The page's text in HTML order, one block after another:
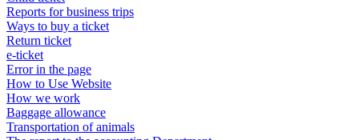
Reports for business trips
Ways to buy a ticket
Return ticket
e-ticket
Error in the page
How to Use Website
How we work
Baggage allowance
Transportation of animals